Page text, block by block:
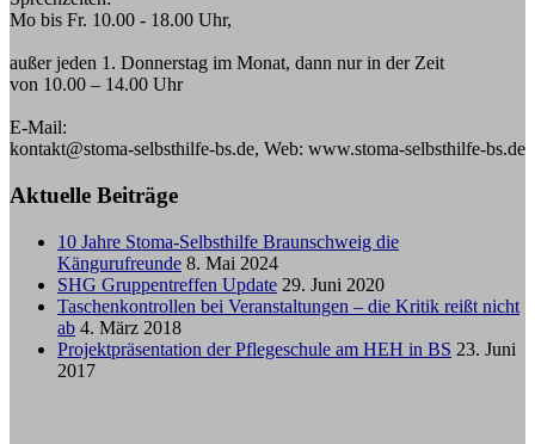
Mo bis Fr. 10.00 - 18.00 Uhr,
außer jeden 1. Donnerstag im Monat, dann nur in der Zeit
von 10.00 – 14.00 Uhr
E-Mail:
kontakt@stoma-selbsthilfe-bs.de, Web: www.stoma-selbsthilfe-bs.de
Aktuelle Beiträge
10 Jahre Stoma-Selbsthilfe Braunschweig die
Kängurufreunde 8. Mai 2024
SHG Gruppentreffen Update 29. Juni 2020
Taschenkontrollen bei Veranstaltungen – die Kritik reißt nicht
ab 4. März 2018
Projektpräsentation der Pflegeschule am HEH in BS 23. Juni
2017